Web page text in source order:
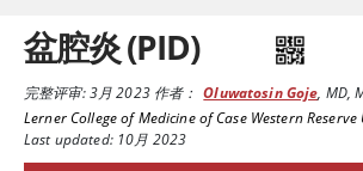
盆腔炎 (PID)
完整评审:3月 2023作者： Oluwatosin Goje, MD,
Lerner College of Medicine of Case Western
Last updated: 10月 2023